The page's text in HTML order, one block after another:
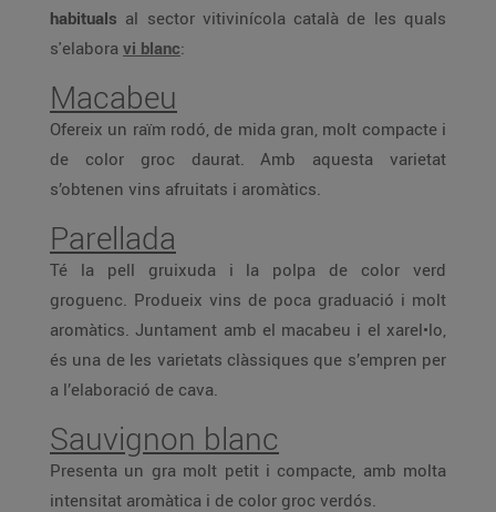
habituals al sector vitivinícola català de les quals
s'elabora vi blanc:
Macabeu
Ofereix un raïm rodó, de mida gran, molt compacte i
de color groc daurat. Amb aquesta varietat
s’obtenen vins afruitats i aromàtics.
Parellada
Té la pell gruixuda i la polpa de color verd
groguenc. Produeix vins de poca graduació i molt
aromàtics. Juntament amb el macabeu i el xarel•lo,
és una de les varietats clàssiques que s’empren per
a l’elaboració de cava.
Sauvignon blanc
Presenta un gra molt petit i compacte, amb molta
intensitat aromàtica i de color groc verdós.